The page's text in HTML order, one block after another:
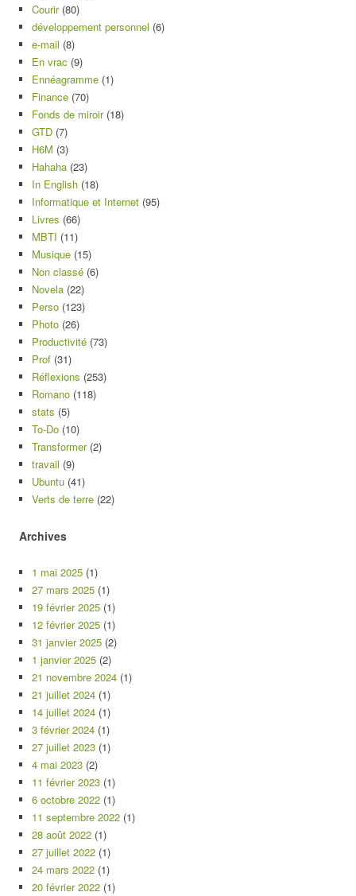
Courir(80)
développement personnel (6)
e-mail (8)
En vrac (9)
Ennéagramme (1)
Finance (70)
Fonds de miroir(18)
GTD (7)
H6M (3)
Hahaha (23)
In English (18)
Informatique et Internet (95)
Livres (66)
MBTI (11)
Musique (15)
Non classé (6)
Novela (22)
Perso (123)
Photo (26)
Productivité (73)
Prof (31)
Réflexions (253)
Romano (118)
stats (5)
To-Do (10)
Transformer(2)
travail (9)
Ubuntu (41)
Verts de terre (22)
Archives
1 mai 2025 (1)
27 mars 2025 (1)
19 février 2025 (1)
12 février 2025 (1)
31 janvier 2025 (2)
1 janvier 2025 (2)
21 novembre 2024 (1)
21 juillet 2024 (1)
14 juillet 2024 (1)
3 février 2024 (1)
27 juillet 2023 (1)
4 mai 2023 (2)
11 février 2023 (1)
6 octobre 2022 (1)
11 septembre 2022 (1)
28 août 2022 (1)
27 juillet 2022 (1)
24 mars 2022 (1)
20 février 2022 (1)